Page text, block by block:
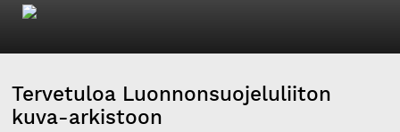
Tervetuloa Luonnonsuojeluliiton
kuva-arkistoon